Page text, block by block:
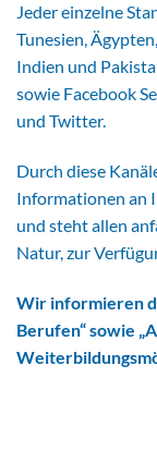
Jeder einzelne
Tunesien,
Indien und
sowie Facebook
und Twitter.
Durch diese
Informationen an
und steht allen
Natur, zur
Wir informieren
Berufen“ sowie